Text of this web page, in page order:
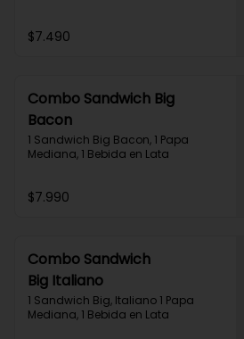
$7.490
Combo Sandwich Big
Bacon
1 Sandwich Big Bacon, 1 Papa
Mediana, 1 Bebida en Lata
$7.990
Combo Sandwich
Big Italiano
1 Sandwich Big, Italiano 1 Papa
Mediana, 1 Bebida en Lata